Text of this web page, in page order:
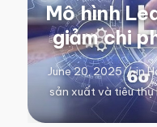
Mô hình
giảm chi
June 20, 2025 / in
sản xuất và tiêu thụ